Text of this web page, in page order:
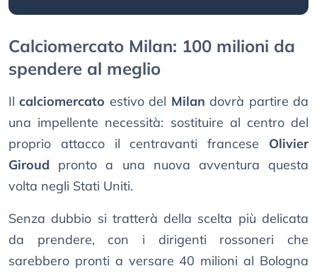
Calciomercato Milan: 100 milioni da
spendere al meglio
Ilcalciomercato estivo del Milandovrà partire da
una impellente necessità: sostituire al centro del
proprio attacco il centravanti francese Olivier
Giroud pronto a una nuova avventura questa
volta negli Stati Uniti.
Senza dubbio si tratterà della scelta più delicata
da prendere, con i dirigenti rossoneri che
sarebbero pronti a versare 40 milioni al Bologna